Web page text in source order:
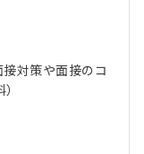
対策や面接のコ